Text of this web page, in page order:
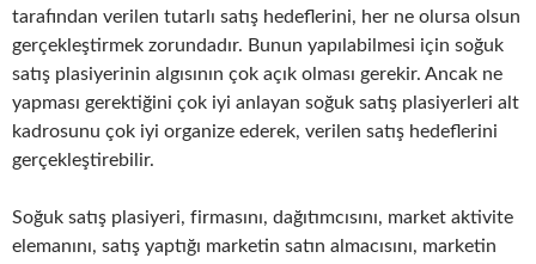
tarafından verilen tutarlı satış hedeflerini, her ne olursa olsun
gerçekleştirmek zorundadır. Bunun yapılabilmesi için soğuk
satış plasiyerinin algısının çok açık olması gerekir. Ancak ne
yapması gerektiğini çok iyi anlayan soğuk satış plasiyerleri alt
kadrosunu çok iyi organize ederek, verilen satış hedeflerini
gerçekleştirebilir.
Soğuk satış plasiyeri, firmasını, dağıtımcısını, market aktivite
elemanını, satış yaptığı marketin satın almacısını, marketin